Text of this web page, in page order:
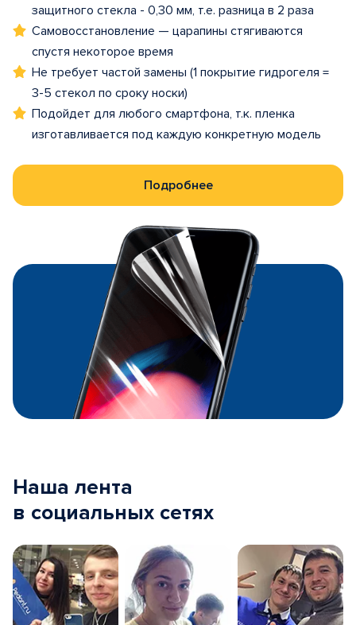
защитного стекла - 0,30 мм, т.е. разница в 2 раза
Самовосстановление — царапины стягиваются
спустя некоторое время
Не требует частой замены (1 покрытие гидрогеля =
3-5 стекол по сроку носки)
Подойдет для любого смартфона, т.к. пленка
изготавливается под каждую конкретную модель
Подробнее
Наша лента
в социальных сетях